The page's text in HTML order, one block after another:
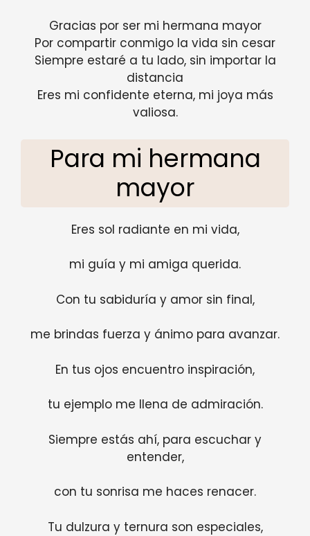
Gracias por ser mi hermana mayor
Por compartir conmigo la vida sin cesar
Siempre estaré a tu lado, sin importar la
distancia
Eres mi confidente eterna, mi joya más
valiosa.
Para mi hermana
mayor
Eres sol radiante en mi vida,
mi guía y mi amiga querida.
Con tu sabiduría y amor sin final,
me brindas fuerza y ánimo para avanzar.
En tus ojos encuentro inspiración,
tu ejemplo me llena de admiración.
Siempre estás ahí, para escuchar y
entender,
con tu sonrisa me haces renacer.
Tu dulzura y ternura son especiales,